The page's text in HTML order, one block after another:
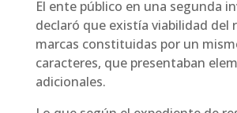
El ente público en una segunda
declaró que existía viabilidad del
marcas constituidas por un
caracteres, que presentaban
adicionales.